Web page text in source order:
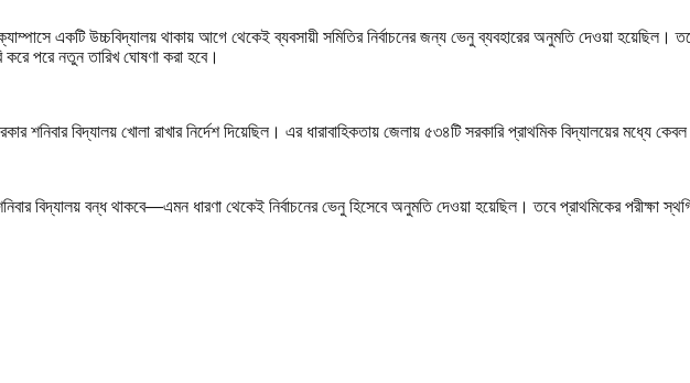
একটি উচ্চবিদ্যালয় থাকায় আগে থেকেই ব্যবসায়ী সমিতির নির্বাচনের জন্য ভেনু ব্যবহারের অনুমতি দেওয়া হয়েছিল।
পরে নতুন তারিখ ঘোষণা করা হবে।
শনিবার বিদ্যালয় খোলা রাখার নির্দেশ দিয়েছিল। এর ধারাবাহিকতায় জেলায় ৫৩৪টি সরকারি প্রাথমিক বিদ্যালয়ের মধ্যে
বিদ্যালয় বন্ধ থাকবে—এমন ধারণা থেকেই নির্বাচনের ভেনু হিসেবে অনুমতি দেওয়া হয়েছিল। তবে প্রাথমিকের পরীক্ষা